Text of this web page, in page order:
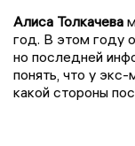
Алиса Толкачева
год. В этом году
но последней
понять, что у
какой стороны